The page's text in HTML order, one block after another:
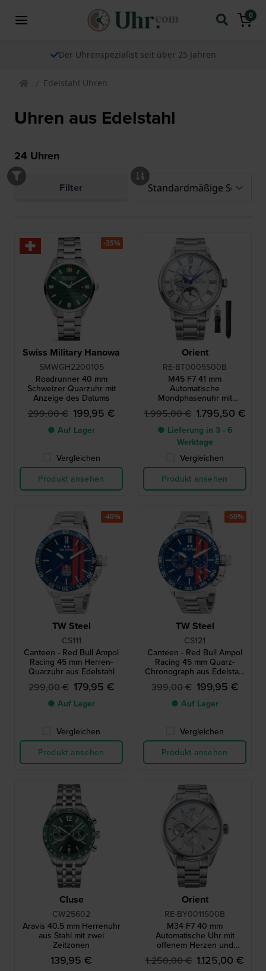
0
Der Uhrenspezialist seit über 25 Jahren
Edelstahl Uhren
Uhren aus Edelstahl
24 Uhren
Filter
Swiss Military Hanowa
SMWGH2200105
Roadrunner 40 mm
Schweizer Quarzuhr mit
Anzeige des Datums
299,00 € 199,95 €
● Auf Lager
Vergleichen
Produkt ansehen
-35%
Orient
RE-BT0005S00B
M45 F7 41 mm
Automatische
Mondphasenuhr mit
offenem Herzen und
Gangreserve
1.995,00 € 1.795,50 €
● Lieferung in 3 - 6
Werktage
Vergleichen
Produkt ansehen
TW Steel
CS111
Canteen - Red Bull Ampol
Racing 45 mm Herren-
Quarzuhr aus Edelstahl
299,00 € 179,95 €
● Auf Lager
Vergleichen
Produkt ansehen
-40%
TW Steel
CS121
Canteen - Red Bull Ampol
Racing 45 mm Quarz-
Chronograph aus Edelstahl
für Herren mit Datum
399,00 € 199,95 €
● Auf Lager
Vergleichen
Produkt ansehen
-50%
Cluse
CW25602
Aravis 40.5 mm Herrenuhr
aus Stahl mit zwei
Zeitzonen
139,95 €
Orient
RE-BY0011S00B
M34 F7 40 mm
Automatische Uhr mit
offenem Herzen und
Gangreserveanzeige
1.250,00 € 1.125,00 €